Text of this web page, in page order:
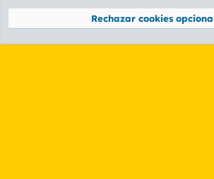
Community platform by XenForo® © 2010-2026
Rechazar cookies